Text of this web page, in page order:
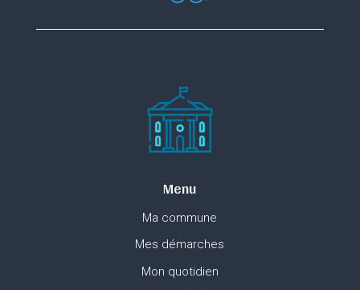
Menu
Ma commune
Mes démarches
Mon quotidien